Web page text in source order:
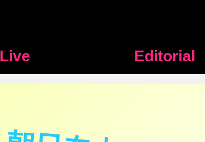
Live Editorial